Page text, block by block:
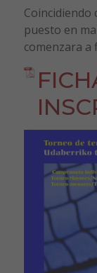
Coincidiendo
puesto en
comenzara a